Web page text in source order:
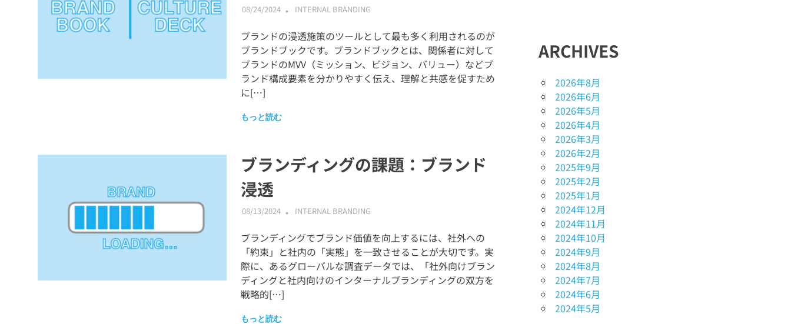
08/24/2024 ABMALLYTG24
INTERNAL BRANDING
ブランドの浸透施策のツールとして最も多く利用されるのが
ブランドブックです。ブランドブックとは、関係者に対して
ブランドのMVV（ミッション、ビジョン、バリュー）などブ
ランド構成要素を分かりやすく伝え、理解と共感を促すため
に[…]
もっと読む
ブランディングの課題：ブランド
浸透
08/13/2024 ABMALLYTG24
INTERNAL BRANDING
ブランディングでブランド価値を向上するには、社外への
「約束」と社内の「実態」を一致させることが大切です。実
際に、あるグローバルな調査データでは、「社外向けブラン
ディングと社内向けのインターナルブランディングの双方を
戦略的[…]
もっと読む
ARCHIVES
2026年8月
2026年6月
2026年5月
2026年4月
2026年3月
2026年2月
2025年9月
2025年2月
2025年1月
2024年12月
2024年11月
2024年10月
2024年9月
2024年8月
2024年7月
2024年6月
2024年5月